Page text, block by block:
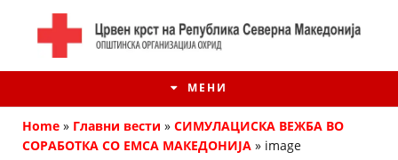
МЕНИ
Home » Главни вести » СИМУЛАЦИСКА ВЕЖБА ВО
СОРАБОТКА СО ЕМСА МАКЕДОНИЈА » image